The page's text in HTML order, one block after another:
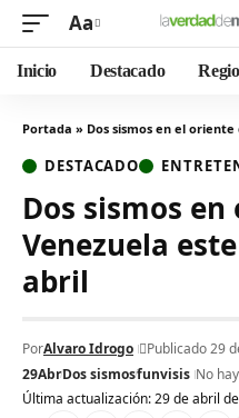
Aa
Inicio Destacado
Portada » Dos sismos en el
DESTACADO
Dos sismos
Venezuela
abril
Última actualización: 29 de abril
PorAlvaro Idrogo
Publicado 29
29AbrDos sismosfunvisis No